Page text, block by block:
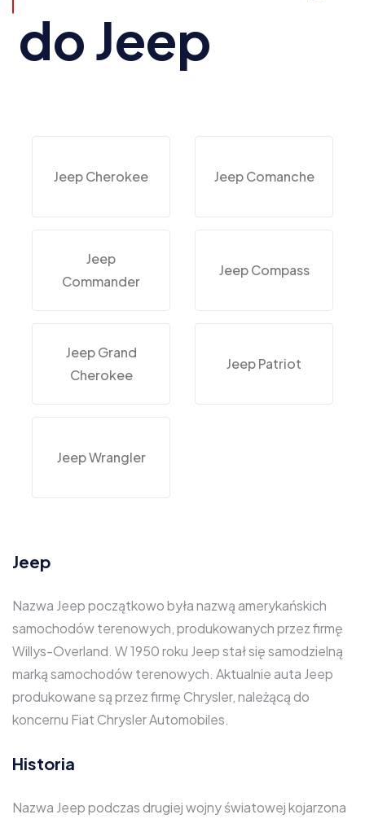
do Jeep
Jeep Cherokee Jeep Comanche
Jeep
Commander
Jeep Compass
Jeep Grand
Cherokee
Jeep Patriot
Jeep Wrangler
Jeep
Nazwa Jeep początkowo była nazwą amerykańskich
samochodów terenowych, produkowanych przez firmę
Willys-Overland. W 1950 roku Jeep stał się samodzielną
marką samochodów terenowych. Aktualnie auta Jeep
produkowane są przez firmę Chrysler, należącą do
koncernu Fiat Chrysler Automobiles.
Historia
Nazwa Jeep podczas drugiej wojny światowej kojarzona